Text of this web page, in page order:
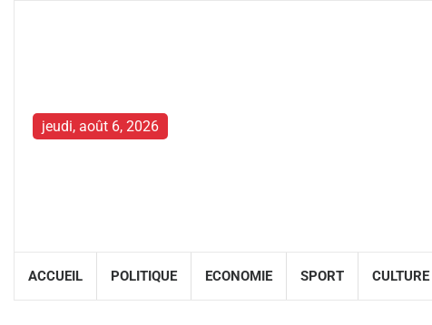
jeudi, août 6, 2026
ACCUEIL POLITIQUE ECONOMIE SPORT CULTURE